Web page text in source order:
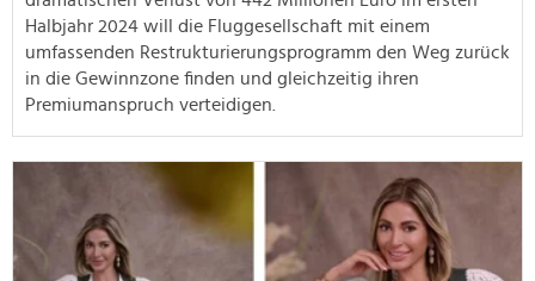
Halbjahr 2024 will die Fluggesellschaft mit einem
umfassenden Restrukturierungsprogramm den Weg zurück
in die Gewinnzone finden und gleichzeitig ihren
Premiumanspruch verteidigen.